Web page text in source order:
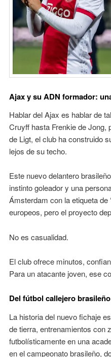
Ajax y su ADN formador:
Hablar del Ajax es hablar de
Cruyff hasta Frenkie de Jong,
de Ligt, el club ha construido
lejos de su techo.
Este nuevo delantero
instinto goleador y una
Ámsterdam con la etiqueta de
europeos, pero el proyecto
No es casualidad.
El club ofrece minutos,
Para un atacante joven, ese
Del fútbol callejero
La historia del nuevo fichaje
de tierra, entrenamientos con
futbolísticamente en una
en el campeonato brasileño,